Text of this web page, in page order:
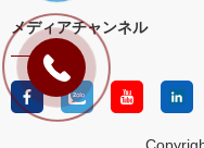
メディアチャンネル